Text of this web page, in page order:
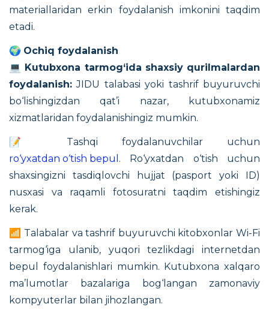
materiallaridan erkin foydalanish imkonini taqdim
etadi.
🌍 Ochiq foydalanish
💻 Kutubxona tarmog‘ida shaxsiy qurilmalardan
foydalanish: JIDU talabasi yoki tashrif buyuruvchi
bo‘lishingizdan qat’i nazar, kutubxonamiz
xizmatlaridan foydalanishingiz mumkin.
📝 Tashqi foydalanuvchilar uchun
ro‘yxatdan o‘tish bepul. Ro‘yxatdan o‘tish uchun
shaxsingizni tasdiqlovchi hujjat (pasport yoki ID)
nusxasi va raqamli fotosuratni taqdim etishingiz
kerak.
📶 Talabalar va tashrif buyuruvchi kitobxonlar Wi-Fi
tarmog‘iga ulanib, yuqori tezlikdagi internetdan
bepul foydalanishlari mumkin. Kutubxona xalqaro
ma’lumotlar bazalariga bog‘langan zamonaviy
kompyuterlar bilan jihozlangan.